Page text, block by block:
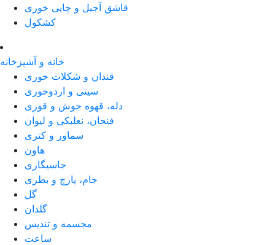
قاشق آجیل و چایی خوری
کشکول
خانه و آشپزخانه
قندان و شکلات خوری
سینی و اردوخوری
دله، قهوه جوش و قوری
فنجان، نعلبکی و لیوان
سماور و کتری
هاون
جاسیگاری
جام، پارچ و بطری
گل
گلدان
مجسمه و تندیس
ساعت